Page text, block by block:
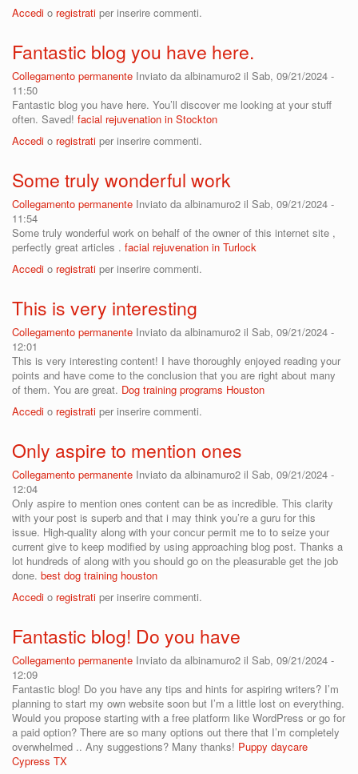
Accedi o registrati per inserire commenti.
Fantastic blog you have here.
Collegamento permanente Inviato da albinamuro2 il Sab, 09/21/2024 -
11:50
Fantastic blog you have here. You’ll discover me looking at your stuff
often. Saved! facial rejuvenation in Stockton
Accedi o registrati per inserire commenti.
Some truly wonderful work
Collegamento permanente Inviato da albinamuro2 il Sab, 09/21/2024 -
11:54
Some truly wonderful work on behalf of the owner of this internet site ,
perfectly great articles . facial rejuvenation in Turlock
Accedi o registrati per inserire commenti.
This is very interesting
Collegamento permanente Inviato da albinamuro2 il Sab, 09/21/2024 -
12:01
This is very interesting content! I have thoroughly enjoyed reading your
points and have come to the conclusion that you are right about many
of them. You are great. Dog training programs Houston
Accedi o registrati per inserire commenti.
Only aspire to mention ones
Collegamento permanente Inviato da albinamuro2 il Sab, 09/21/2024 -
12:04
Only aspire to mention ones content can be as incredible. This clarity
with your post is superb and that i may think you’re a guru for this
issue. High-quality along with your concur permit me to to seize your
current give to keep modified by using approaching blog post. Thanks a
lot hundreds of along with you should go on the pleasurable get the job
done. best dog training houston
Accedi o registrati per inserire commenti.
Fantastic blog! Do you have
Collegamento permanente Inviato da albinamuro2 il Sab, 09/21/2024 -
12:09
Fantastic blog! Do you have any tips and hints for aspiring writers? I’m
planning to start my own website soon but I’m a little lost on everything.
Would you propose starting with a free platform like WordPress or go for
a paid option? There are so many options out there that I’m completely
overwhelmed .. Any suggestions? Many thanks! Puppy daycare
Cypress TX